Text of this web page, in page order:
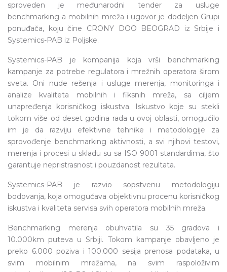
sproveden je međunarodni tender za usluge
benchmarking-a mobilnih mreža i ugovor je dodeljen Grupi
ponuđača, koju čine CRONY DOO BEOGRAD iz Srbije i
Systemics-PAB iz Poljske.
Systemics-PAB je kompanija koja vrši benchmarking
kampanje za potrebe regulatora i mrežnih operatora širom
sveta. Oni nude rešenja i usluge merenja, monitoringa i
analize kvaliteta mobilnih i fiksnih mreža, sa ciljem
unapređenja korisničkog iskustva. Iskustvo koje su stekli
tokom više od deset godina rada u ovoj oblasti, omogućilo
im je da razviju efektivne tehnike i metodologije za
sprovođenje benchmarking aktivnosti, a svi njihovi testovi,
merenja i procesi u skladu su sa ISO 9001 standardima, što
garantuje nepristrasnost i pouzdanost rezultata.
Systemics-PAB je razvio sopstvenu metodologiju
bodovanja, koja omogućava objektivnu procenu korisničkog
iskustva i kvaliteta servisa svih operatora mobilnih mreža.
Benchmarking merenja obuhvatila su 35 gradova i
10.000km puteva u Srbiji. Tokom kampanje obavljeno je
preko 6.000 poziva i 100.000 sesija prenosa podataka, u
svim mobilnim mrežama, na svim raspoloživim